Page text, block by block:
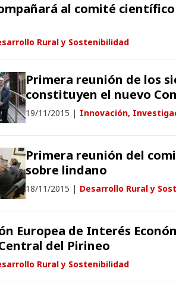
al comité
Rural y Sostenibilidad
Primera reunión de los
constituyen el nuevo
19/11/2015 | Innovación,
Primera reunión del
sobre lindano
18/11/2015 | Desarrollo Rural y
Europea de Interés
del Pirineo
Rural y Sostenibilidad